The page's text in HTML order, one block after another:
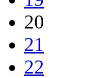
20
21
22